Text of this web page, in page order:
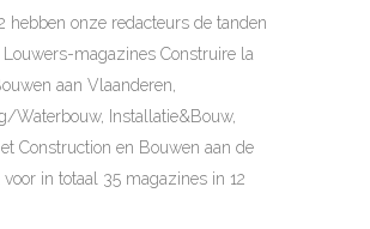
hebben onze redacteurs de tanden
magazines Construire la
aan Vlaanderen,
Waterbouw, Installatie&Bouw,
Construction en Bouwen aan de
voor in totaal 35 magazines in 12